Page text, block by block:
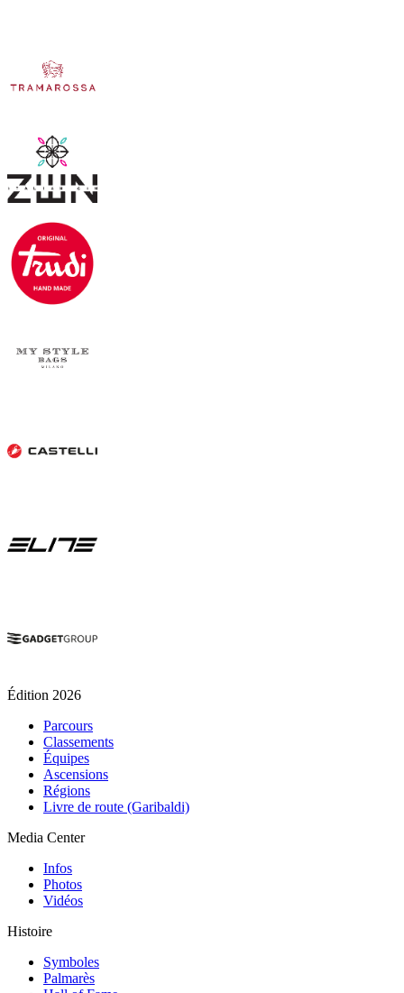
Édition 2026
Parcours
Classements
Équipes
Ascensions
Régions
Livre de route (Garibaldi)
Media Center
Infos
Photos
Vidéos
Histoire
Symboles
Palmarès